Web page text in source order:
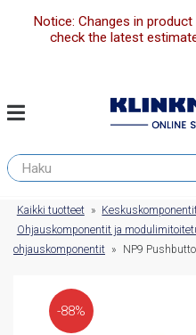
Notice: Changes in
check the latest
Kaikki tuotteet »
Ohjauskomponentit ja
ohjauskomponentit » NP9
-88%